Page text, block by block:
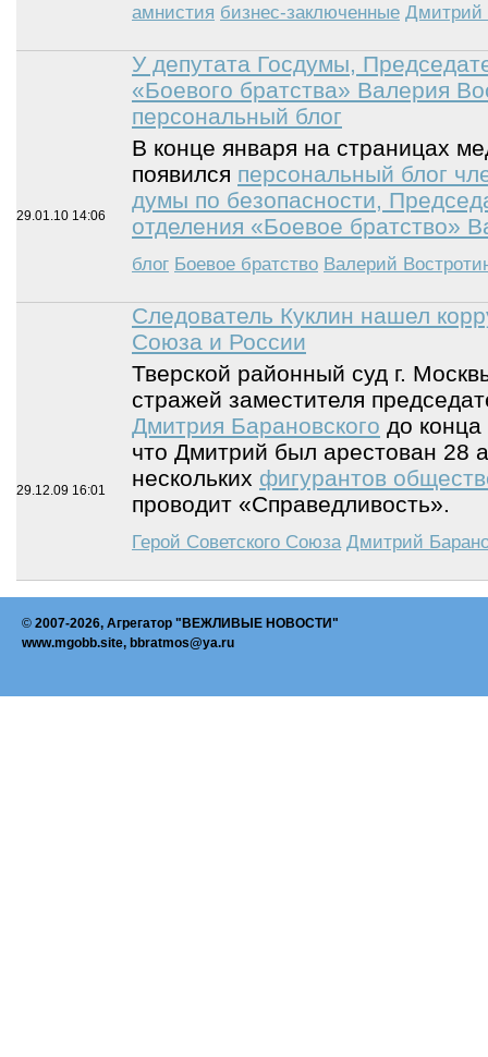
амнистия бизнес-заключенные Дмитрий
29.01.10 14:06
У депутата Госдумы,
«Боевого братства» Валерия
персональный блог
В конце января на страницах
появился персональный блог
думы по безопасности,
отделения «Боевое братство»
блог Боевое братство Валерий
29.12.09 16:01
Следователь Куклин нашел
Союза и России
Тверской районный суд г.
стражей заместителя
Дмитрия Барановского до
что Дмитрий был арестован 28
нескольких фигурантов
проводит «Справедливость».
Герой Советского Союза Дмитрий
© 2007-2026, Агрегатор "ВЕЖЛИВЫЕ НОВОСТИ"
www.mgobb.site, bbratmos@ya.ru